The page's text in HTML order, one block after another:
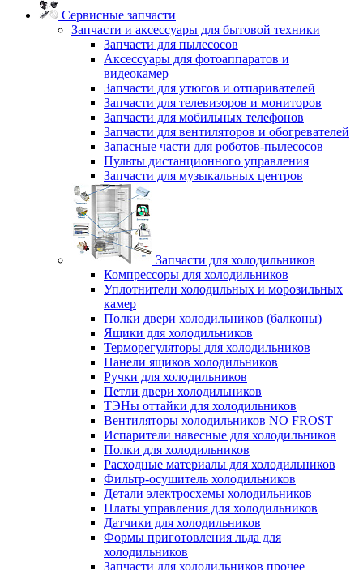
Сервисные запчасти
Запчасти и аксессуары для бытовой техники
Запчасти для пылесосов
Аксессуары для фотоаппаратов и
видеокамер
Запчасти для утюгов и отпаривателей
Запчасти для телевизоров и мониторов
Запчасти для мобильных телефонов
Запчасти для вентиляторов и обогревателей
Запасные части для роботов-пылесосов
Пульты дистанционного управления
Запчасти для музыкальных центров
Запчасти для холодильников
Компрессоры для холодильников
Уплотнители холодильных и морозильных
камер
Полки двери холодильников (балконы)
Ящики для холодильников
Терморегуляторы для холодильников
Панели ящиков холодильников
Ручки для холодильников
Петли двери холодильников
ТЭНы оттайки для холодильников
Вентиляторы холодильников NO FROST
Испарители навесные для холодильников
Полки для холодильников
Расходные материалы для холодильников
Фильтр-осушитель холодильников
Детали электросхемы холодильников
Платы управления для холодильников
Датчики для холодильников
Формы приготовления льда для
холодильников
Запчасти для холодильников прочее